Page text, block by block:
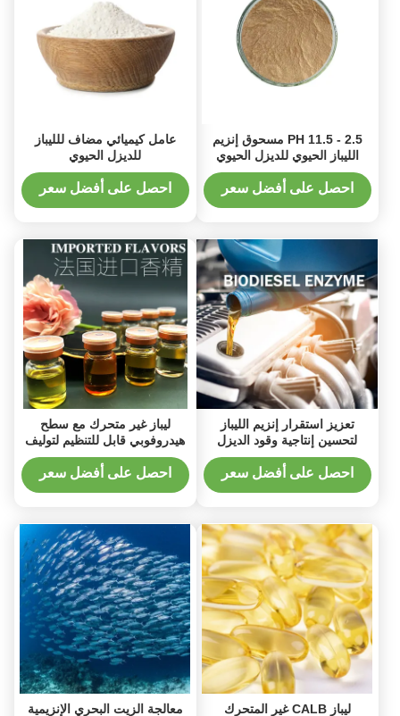
2.5 - 11.5 PH مسحوق إنزيم
الليباز الحيوي للديزل الحيوي
يحفز تحلل الدهون
احصل على أفضل سعر
عامل كيميائي مضاف للليباز
للديزل الحيوي
احصل على أفضل سعر
تعزيز استقرار إنزيم الليباز
لتحسين إنتاجية وقود الديزل
الحيوي وجودته
احصل على أفضل سعر
ليباز غير متحرك مع سطح
هيدروفوبي قابل للتنظيم لتوليف
إسترات النكهة
احصل على أفضل سعر
ليباز CALB غير المتحرك
معالجة الزيت البحري الإنزيمية